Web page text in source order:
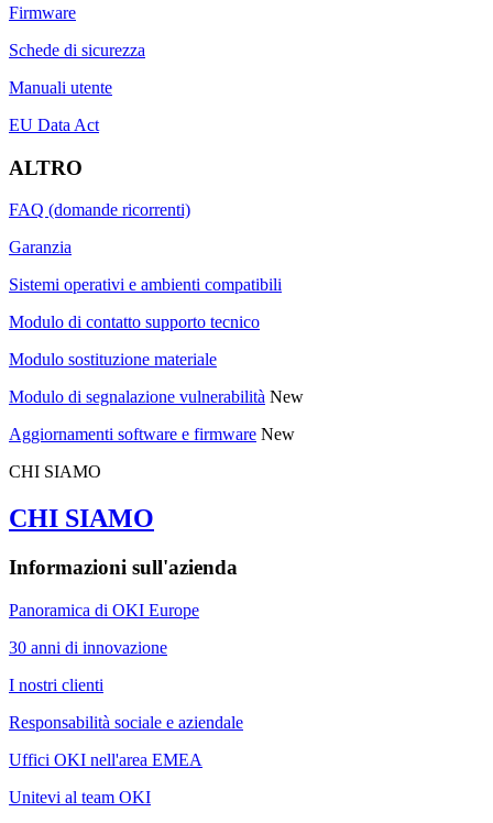
Firmware
Schede di sicurezza
Manuali utente
EU Data Act
ALTRO
FAQ (domande ricorrenti)
Garanzia
Sistemi operativi e ambienti compatibili
Modulo di contatto supporto tecnico
Modulo sostituzione materiale
Modulo di segnalazione vulnerabilità New
Aggiornamenti software e firmware New
CHI SIAMO
CHI SIAMO
Informazioni sull'azienda
Panoramica di OKI Europe
30 anni di innovazione
I nostri clienti
Responsabilità sociale e aziendale
Uffici OKI nell'area EMEA
Unitevi al team OKI